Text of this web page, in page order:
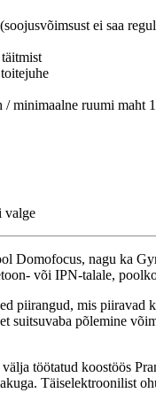
ei saa
minimaalne ruumi maht
valge
Domofocus, nagu ka
või IPN-talale,
piirangud, mis piiravad
suitsuvaba põlemine
töötatud koostöös
Täiselektroonilist